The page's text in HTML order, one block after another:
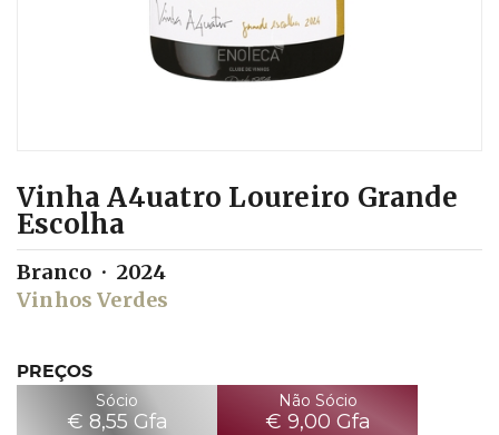
Vinha A4uatro Loureiro Grande
Escolha
Branco
2024
Vinhos Verdes
PREÇOS
Sócio
€ 8,55 Gfa
Não Sócio
€ 9,00 Gfa